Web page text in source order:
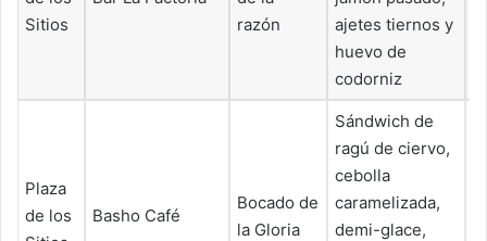
Sitios
razón
ajetes tiernos y
huevo de
codorniz
Plaza
de los
Basho Café
Bocado de
la Gloria
Sándwich de
ragú de ciervo,
cebolla
caramelizada,
demi-glace,